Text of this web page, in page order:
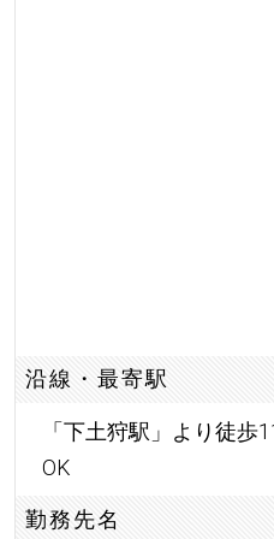
沿線・最寄駅
「下土狩駅」より徒歩
OK
勤務先名